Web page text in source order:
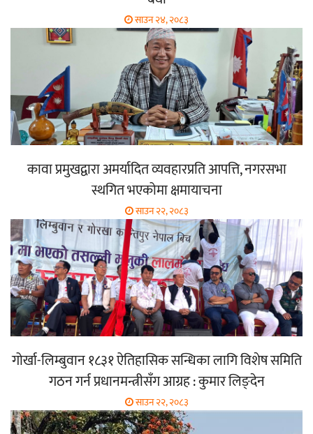
साउन २४, २०८३
कावा प्रमुखद्वारा अमर्यादित व्यवहारप्रति आपत्ति, नगरसभा
स्थगित भएकोमा क्षमायाचना
साउन २२, २०८३
गोर्खा-लिम्बुवान १८३१ ऐतिहासिक सन्धिका लागि विशेष समिति
गठन गर्न प्रधानमन्त्रीसँग आग्रह : कुमार लिङ्देन
साउन २२, २०८३